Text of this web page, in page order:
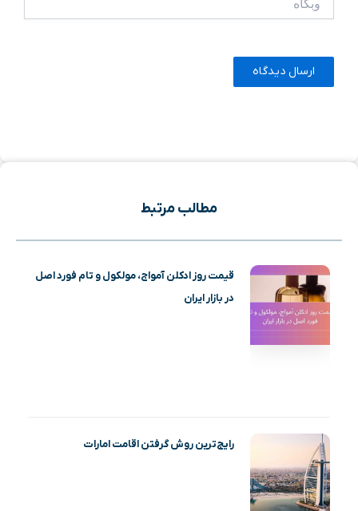
مطالب مرتبط
قیمت روز ادکلن آمواج، مولکول و تام فورد اصل
در بازار ایران
رایج‌ترین روش گرفتن اقامت امارات